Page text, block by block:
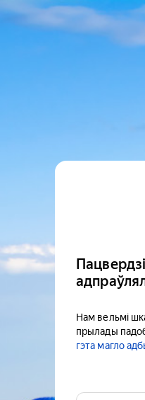
Нам вельмі
прылады
гэта магло